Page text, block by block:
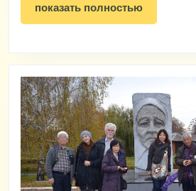
показать полностьюпоказать
полностью